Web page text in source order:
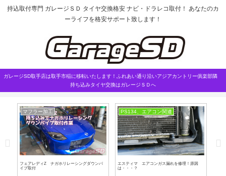
持込取付専門 ガレージＳＤ タイヤ交換格安 ナビ・ドラレコ取付！ あなたのカ
ーライフを格安サポート致します！
ガレージSD取手店は取手市稲に移転いたします！ふれあい通り沿いアジアカントリー俱楽部隣
持ち込みタイヤ交換はガレージＳＤへ
マフラー加工
フェアレディZ ナガホリレーシングダウンパ
イプ取付
PS134、エアコン関連
エスティマ エアコンガス漏れを修理！原因
は・・・？